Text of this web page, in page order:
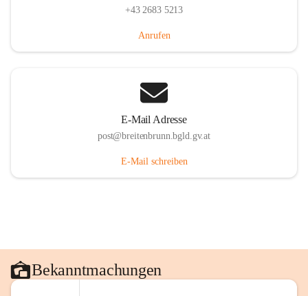
+43 2683 5213
Anrufen
E-Mail Adresse
post@breitenbrunn.bgld.gv.at
E-Mail schreiben
Bekanntmachungen